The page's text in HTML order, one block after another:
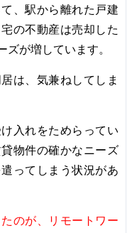
、駅から離れた戸建
の不動産は売却した
ズが増しています。
は、気兼ねしてしま
入れをためらってい
物件の確かなニーズ
ってしまう状況があ
のが、リモートワー